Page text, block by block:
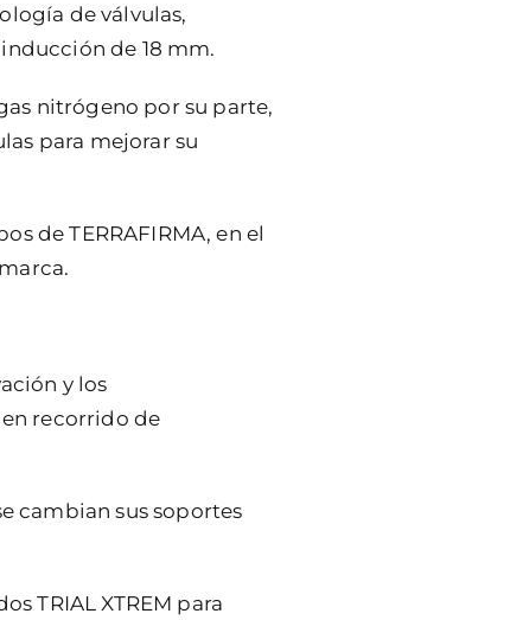
de válvulas,
de 18 mm.
nitrógeno por su parte,
para mejorar su
de TERRAFIRMA, en el
y los
recorrido de
cambian sus soportes
TRIAL XTREM para